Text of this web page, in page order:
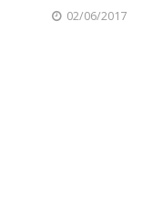
02/06/2017